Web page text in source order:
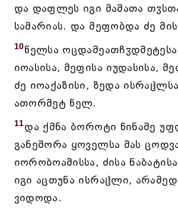
და დაფლეს იგი მამათა
სამარიას. და მეფობდა ძე
10წელსა ოცდამეათჩჳდმეტესა
იოასისა, მეფისა იუდასისა,
ძე იოაქაზისი, ზედა
ათორმეტ წელ.
11და ქმნა ბოროტი წინაშე
განეშორა ყოველსა მას
იორობოამისსა, ძისა
იგი აცთუნა ისრაჱლი, არამედ
ვიდოდა.